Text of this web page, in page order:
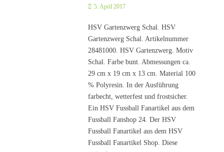
Posted
5. April 2017
HSV Gartenzwerg Schal. HSV
Gartenzwerg Schal. Artikelnummer
28481000. HSV Gartenzwerg. Motiv
Schal. Farbe bunt. Abmessungen ca.
29 cm x 19 cm x 13 cm. Material 100
% Polyresin. In der Ausführung
farbecht, wetterfest und frostsicher.
Ein HSV Fussball Fanartikel aus dem
Fussball Fanshop 24. Der HSV
Fussball Fanartikel aus dem HSV
Fussball Fanartikel Shop. Diese